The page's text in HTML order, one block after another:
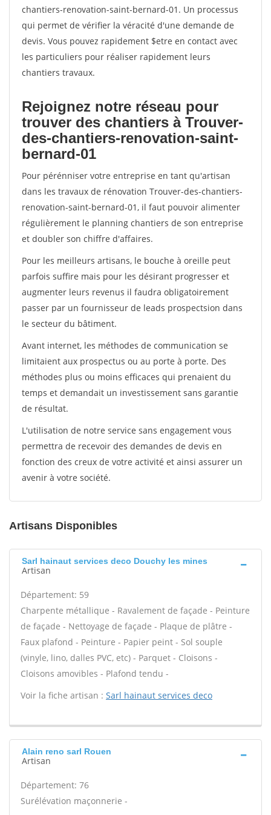
chantiers-renovation-saint-bernard-01. Un processus
qui permet de vérifier la véracité d'une demande de
devis. Vous pouvez rapidement $etre en contact avec
les particuliers pour réaliser rapidement leurs
chantiers travaux.
Rejoignez notre réseau pour
trouver des chantiers à Trouver-
des-chantiers-renovation-saint-
bernard-01
Pour pérénniser votre entreprise en tant qu'artisan
dans les travaux de rénovation Trouver-des-chantiers-
renovation-saint-bernard-01, il faut pouvoir alimenter
régulièrement le planning chantiers de son entreprise
et doubler son chiffre d'affaires.
Pour les meilleurs artisans, le bouche à oreille peut
parfois suffire mais pour les désirant progresser et
augmenter leurs revenus il faudra obligatoirement
passer par un fournisseur de leads prospectsion dans
le secteur du bâtiment.
Avant internet, les méthodes de communication se
limitaient aux prospectus ou au porte à porte. Des
méthodes plus ou moins efficaces qui prenaient du
temps et demandait un investissement sans garantie
de résultat.
L'utilisation de notre service sans engagement vous
permettra de recevoir des demandes de devis en
fonction des creux de votre activité et ainsi assurer un
avenir à votre société.
Artisans Disponibles
Sarl hainaut services deco Douchy les mines
Artisan
Département: 59
Charpente métallique - Ravalement de façade - Peinture
de façade - Nettoyage de façade - Plaque de plâtre -
Faux plafond - Peinture - Papier peint - Sol souple
(vinyle, lino, dalles PVC, etc) - Parquet - Cloisons -
Cloisons amovibles - Plafond tendu -
Voir la fiche artisan : Sarl hainaut services deco
Alain reno sarl Rouen
Artisan
Département: 76
Surélévation maçonnerie -